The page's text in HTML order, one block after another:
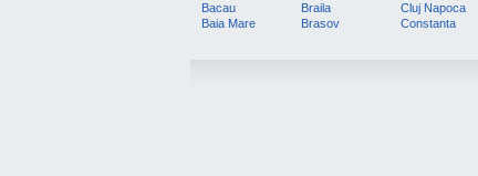
Bacau
Baia Mare
Braila
Brasov
Cluj Napoca
Constanta